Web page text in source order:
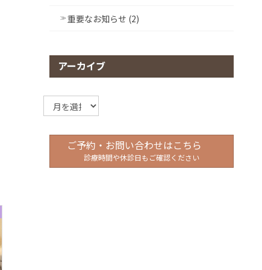
重要なお知らせ (2)
アーカイブ
ア
ー
イ
ご予約・お問い合わせはこちら
診療時間や休診日もご確認ください